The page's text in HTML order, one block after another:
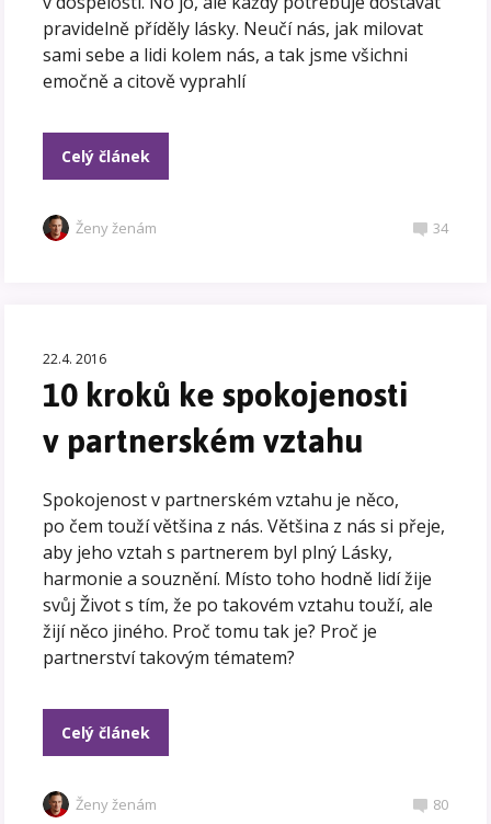
pravidelně příděly lásky. Neučí nás, jak milovat
sami sebe a lidi kolem nás, a tak jsme všichni
emočně a citově vyprahlí
Celý článek
Ženy ženám 34
22.4. 2016
10 kroků ke spokojenosti
v partnerském vztahu
Spokojenost v partnerském vztahu je něco,
po čem touží většina z nás. Většina z nás si přeje,
aby jeho vztah s partnerem byl plný Lásky,
harmonie a souznění. Místo toho hodně lidí žije
svůj Život s tím, že po takovém vztahu touží, ale
žijí něco jiného. Proč tomu tak je? Proč je
partnerství takovým tématem?
Celý článek
Ženy ženám 80